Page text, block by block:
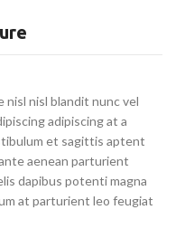
nisl nisl blandit nunc vel
adipiscing at a
et sagittis aptent
aenean parturient
dapibus potenti magna
at parturient leo feugiat